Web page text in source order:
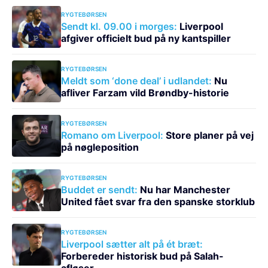
RYGTEBØRSEN
Sendt kl. 09.00 i morges: Liverpool
afgiver officielt bud på ny kantspiller
RYGTEBØRSEN
Meldt som ‘done deal’ i udlandet: Nu
afliver Farzam vild Brøndby-historie
RYGTEBØRSEN
Romano om Liverpool: Store planer på vej
på nøgleposition
RYGTEBØRSEN
Buddet er sendt: Nu har Manchester
United fået svar fra den spanske storklub
RYGTEBØRSEN
Liverpool sætter alt på ét bræt:
Forbereder historisk bud på Salah-